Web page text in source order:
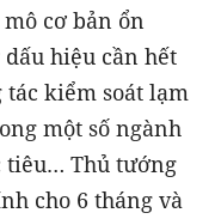
cơ bản ổn
hiệu cần hết
kiểm soát lạm
một số ngành
tiêu… Thủ tướng
cho 6 tháng và